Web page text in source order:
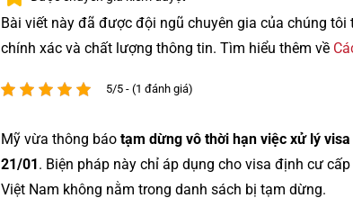
Bài viết này đã được đội ngũ chuyên gia của chúng
chính xác và chất lượng thông tin. Tìm hiểu thêm về
5/5 - (1 đánh giá)
Mỹ vừa thông báo tạm dừng vô thời hạn việc xử lý
21/01. Biện pháp này chỉ áp dụng cho visa định cư
Việt Nam không nằm trong danh sách bị tạm dừng.